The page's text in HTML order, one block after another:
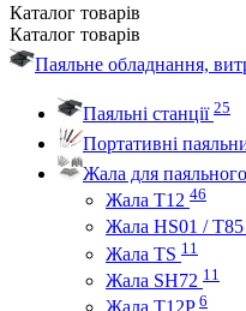
Каталог товарів
Каталог товарів
Паяльне обладнання,
Паяльні станції 25
Портативні
Жала для
Жала Т12 46
Жала HS01 /
Жала TS 11
Жала SH72 11
6